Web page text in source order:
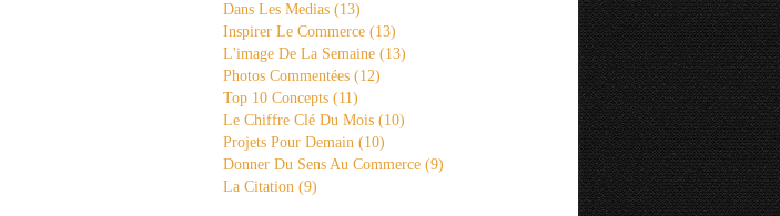
Dans Les Medias (13)
Inspirer Le Commerce (13)
L'image De La Semaine (13)
Photos Commentées (12)
Top 10 Concepts (11)
Le Chiffre Clé Du Mois (10)
Projets Pour Demain (10)
Donner Du Sens Au Commerce (9)
La Citation (9)